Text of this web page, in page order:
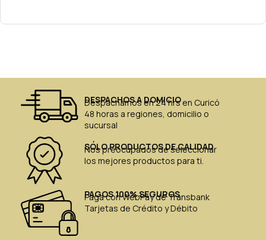
DESPACHOS A DOMICIO
Despachamos en 24 hrs en Curicó
48 horas a regiones, domicilio o
sucursal
SÓLO PRODUCTOS DE CALIDAD
Nos preocupados de seleccionar
los mejores productos para ti.
PAGOS 100% SEGUROS
Paga con WebPay de Transbank
Tarjetas de Crédito y Débito